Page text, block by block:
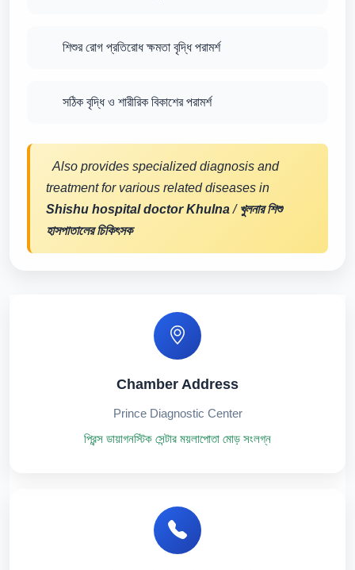
শিশুর রোগ প্রতিরোধ ক্ষমতা বৃদ্ধি পরামর্শ
সঠিক বৃদ্ধি ও শারীরিক বিকাশের পরামর্শ
Also provides specialized diagnosis and
treatment for various related diseases in
Shishu hospital doctor Khulna/ খুলনার শিশু
হাসপাতালের চিকিৎসক
Chamber Address
Prince Diagnostic Center
প্রিন্স ডায়াগনস্টিক সেন্টার ময়লাপোতা মোড় সংলগ্ন